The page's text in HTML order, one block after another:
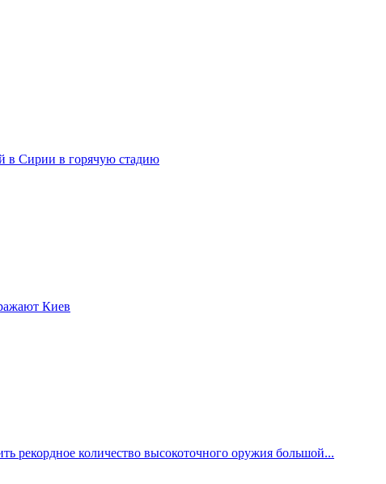
в Сирии в горячую стадию
Киев
рекордное количество высокоточного оружия большой...